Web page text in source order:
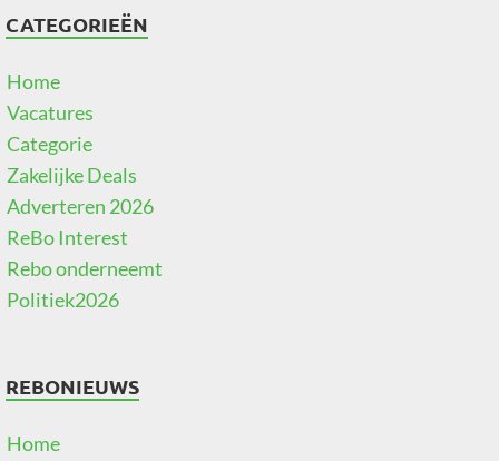
CATEGORIEËN
Home
Vacatures
Categorie
Zakelijke Deals
Adverteren 2026
ReBo Interest
Rebo onderneemt
Politiek2026
REBONIEUWS
Home